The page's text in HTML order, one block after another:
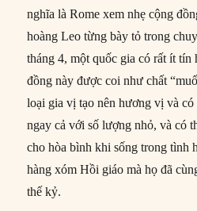
nghĩa là Rome xem nhẹ cộng
hoàng Leo từng bày tỏ trong
tháng 4, một quốc gia có rất ít
đồng này được coi như chất
loại gia vị tạo nên hương vị và có
ngay cả với số lượng nhỏ, và có
cho hòa bình khi sống trong tình
hàng xóm Hồi giáo mà họ đã
thế kỷ.